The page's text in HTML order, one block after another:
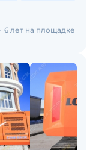
6 лет на площадке